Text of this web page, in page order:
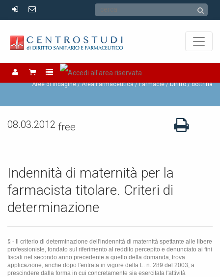
Farmacie
Aree di Indagine / Area Farmaceutica / Farmacie Diritto / dottrina
08.03.2012 free
Indennità di maternità per la
farmacista titolare. Criteri di
determinazione
§ - Il criterio di determinazione dell'indennità di maternità spettante alle libere
professioniste, fondato sul riferimento al reddito percepito e denunciato ai fini
fiscali nel secondo anno precedente a quello della domanda, trova
applicazione, anche dopo l'entrata in vigore della L. n. 289 del 2003, a
prescindere dalla forma in cui concretamente sia esercitata l'attività